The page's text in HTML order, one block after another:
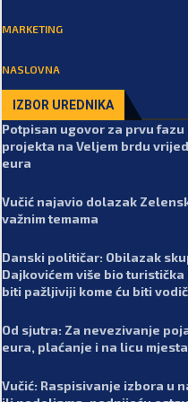
MARKETING
NASLOVNA
IZBOR UREDNIKA
Potpisan ugovor za prvu
projekta na Veljem brdu
eura
Vučić najavio dolazak
važnim temama
Danski političar: Obilazak
Dajkovićem više bio
biti pažljiviji kome ću biti vodič
Od sjutra: Za nevezivanje
eura, plaćanje i na licu mjesta
Vučić: Raspisivanje izbora u